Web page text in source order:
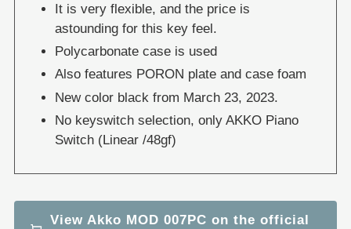
It is very flexible, and the price is
astounding for this key feel.
Polycarbonate case is used
Also features PORON plate and case foam
New color black from March 23, 2023.
No keyswitch selection, only AKKO Piano
Switch (Linear /48gf)
View Akko MOD 007PC on the official